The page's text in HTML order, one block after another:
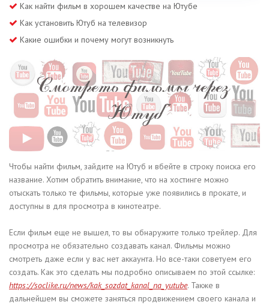
Как найти фильм в хорошем качестве на Ютубе
Как установить Ютуб на телевизор
Какие ошибки и почему могут возникнуть
Чтобы найти фильм, зайдите на Ютуб и вбейте в строку поиска его
название. Хотим обратить внимание, что на хостинге можно
отыскать только те фильмы, которые уже появились в прокате, и
доступны в для просмотра в кинотеатре.
Если фильм еще не вышел, то вы обнаружите только трейлер. Для
просмотра не обязательно создавать канал. Фильмы можно
смотреть даже если у вас нет аккаунта. Но все-таки советуем его
создать. Как это сделать мы подробно описываем по этой ссылке:
https://soclike.ru/news/kak_sozdat_kanal_na_yutube. Также в
дальнейшем вы сможете заняться продвижением своего канала и